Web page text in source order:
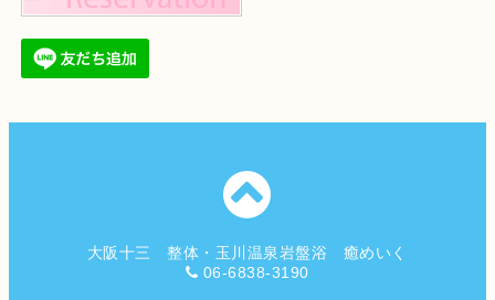
大阪十三 整体・玉川温泉岩盤浴 癒めいく
06-6838-3190